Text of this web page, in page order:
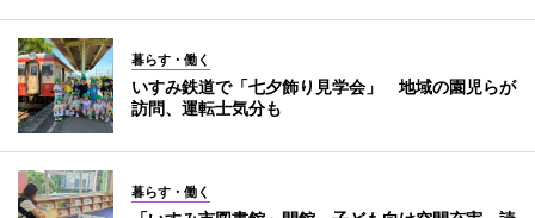
暮らす・働く
いすみ鉄道で「七夕飾り見学会」 地域の園児らが
訪問、運転士気分も
暮らす・働く